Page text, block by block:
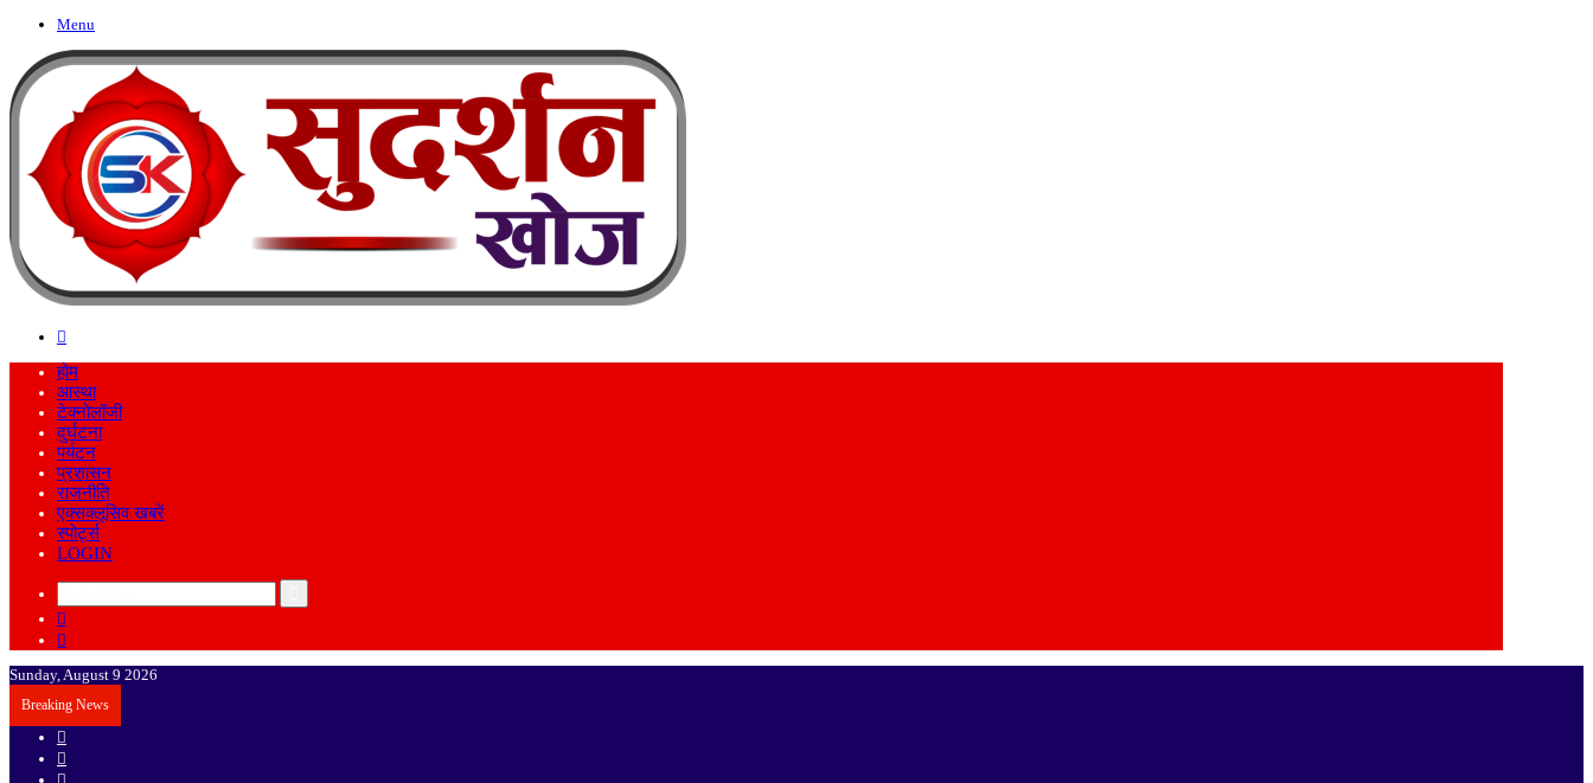
Menu
होम
आस्था
टेक्नोलॉजी
दुर्घटना
पर्यटन
प्रशासन
राजनीति
एक्सक्लूसिव खबरें
स्पोर्ट्स
LOGIN
Search
Article
Sunday, August 9 2026
Breaking News